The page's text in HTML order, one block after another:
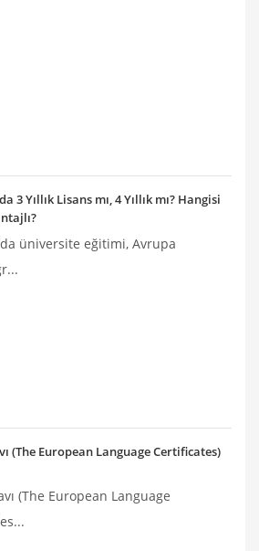
3 Yıllık Lisans mı, 4 Yıllık mı? Hangisi
üniversite eğitimi, Avrupa
(The European Language Certificates)
(The European Language